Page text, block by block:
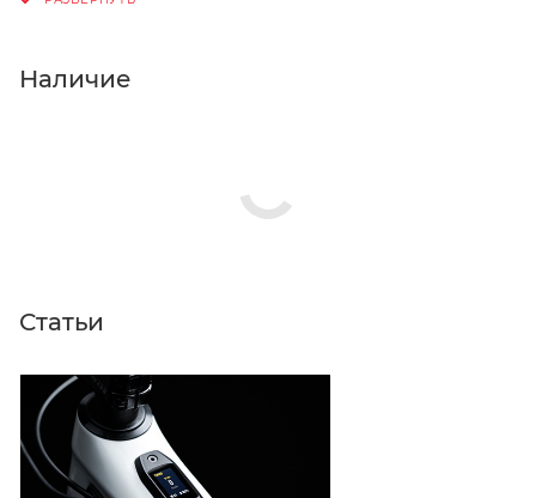
Нажмите кнопку «Оформить заказ».
Наличие
Статьи